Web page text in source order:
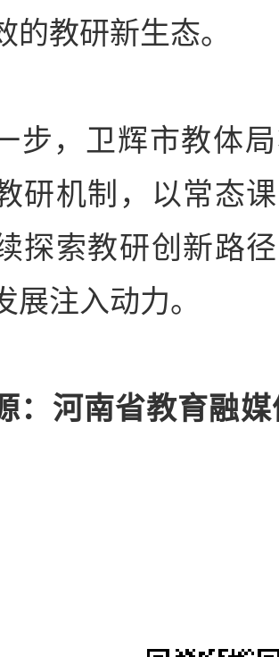
的教研新生态。
步，卫辉市教体
研机制，以常态
探索教研创新路
展注入动力。
：河南省教育融